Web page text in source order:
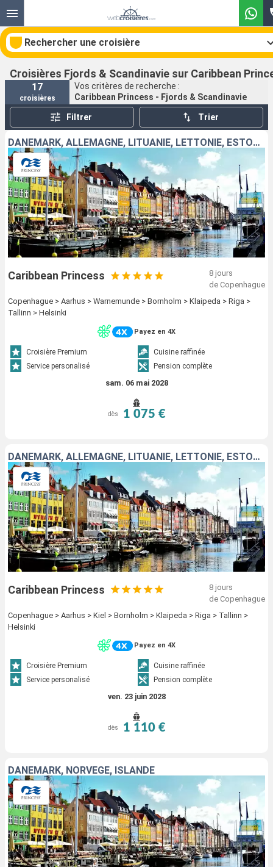
Rechercher une croisière
Nos destinations
Mois de départ
Ports Compagnies
Rechercher
Croisières Fjords & Scandinavie sur Caribbean
17
croisières
Vos critères de recherche :
Caribbean Princess - Fjords & Scandinavie
Filtrer Trier
DANEMARK, ALLEMAGNE, LITUANIE, LETTONIE, ESTONIE, FINLANDE
Caribbean Princess
8 jours
de Copenhague
Copenhague > Aarhus > Warnemunde > Bornholm > Klaipeda > Riga >
Tallinn > Helsinki
Payez en 4X
Croisière Premium
Cuisine raffinée
Service personalisé
Pension complète
sam. 06 mai 2028
dès 1 075 €
DANEMARK, ALLEMAGNE, LITUANIE, LETTONIE, ESTONIE, FINLANDE
Caribbean Princess
8 jours
de Copenhague
Copenhague > Aarhus > Kiel > Bornholm > Klaipeda > Riga > Tallinn >
Helsinki
Payez en 4X
Croisière Premium
Cuisine raffinée
Service personalisé
Pension complète
ven. 23 juin 2028
dès 1 110 €
DANEMARK, NORVÈGE, ISLANDE